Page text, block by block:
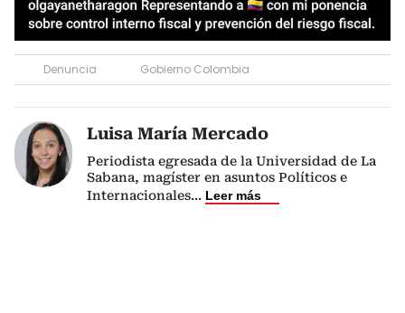
Denuncia Gobierno Colombia
Luisa María Mercado
Periodista egresada de la Universidad de La
Sabana, magíster en asuntos Políticos e
Internacionales... Leer más